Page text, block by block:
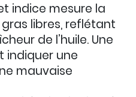
indice mesure la
libres, reflétant
de l’huile. Une
indiquer une
mauvaise